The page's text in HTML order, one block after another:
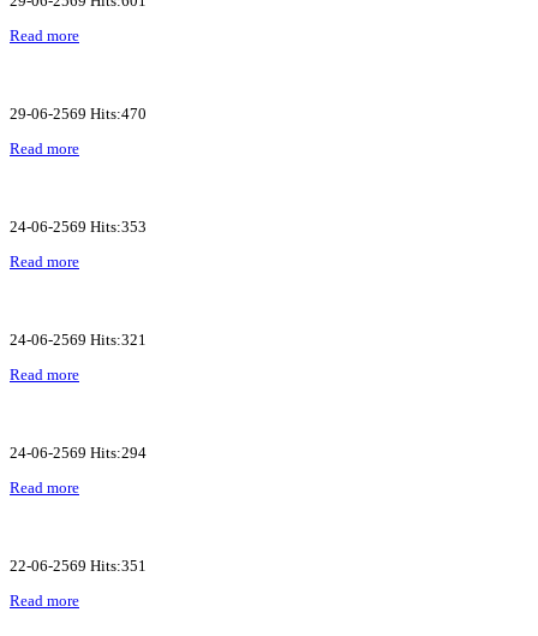
Read more
29-06-2569 Hits:470
Read more
24-06-2569 Hits:353
Read more
24-06-2569 Hits:321
Read more
24-06-2569 Hits:294
Read more
22-06-2569 Hits:351
Read more